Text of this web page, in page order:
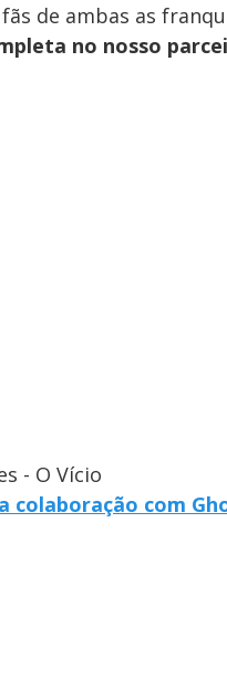
de ambas as
no nosso
- O Vício
colaboração com